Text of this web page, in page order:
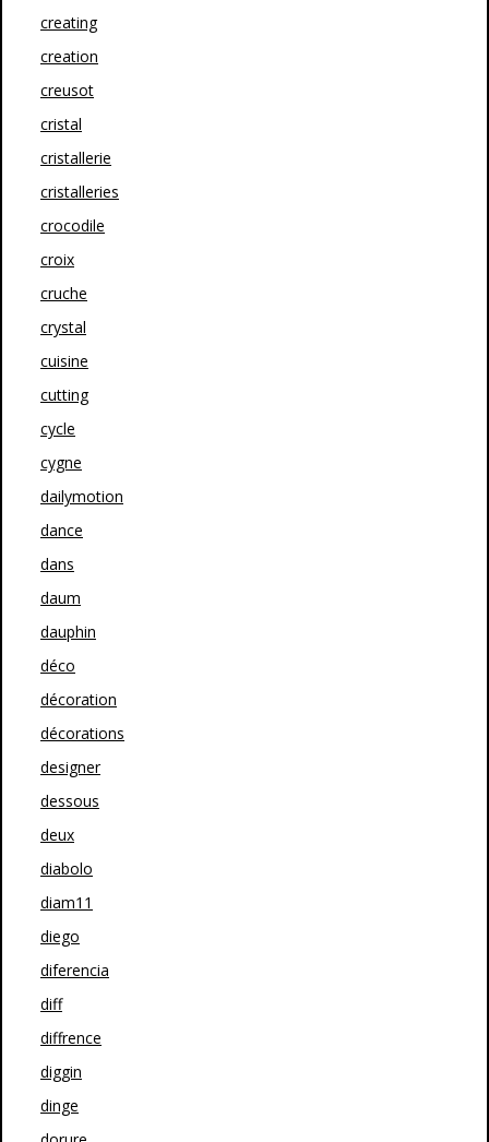
creating
creation
creusot
cristal
cristallerie
cristalleries
crocodile
croix
cruche
crystal
cuisine
cutting
cycle
cygne
dailymotion
dance
dans
daum
dauphin
déco
décoration
décorations
designer
dessous
deux
diabolo
diam11
diego
diferencia
diff
diffrence
diggin
dinge